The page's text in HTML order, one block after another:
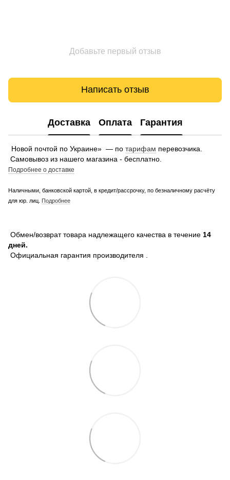
Добавьте первый отзыв
Написать отзыв
Доставка Оплата Гарантия
Новой почтой по Украине» — по тарифам перевозчика.
Самовывоз из нашего магазина - бесплатно.
Подробнее о доставке
Наличными, банковской картой, в кредит/рассрочку, по безналичному расчёту
для юр. лиц. Подробнее
Обмен/возврат товара надлежащего качества в течение 14
дней.
Официальная гарантия производителя .